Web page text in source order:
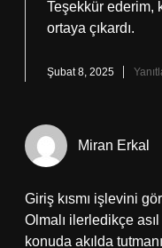
Teşekkür ederim,
ortaya çıkardı.
Şubat 8, 2025
Miran Erkal
Giriş kısmı işlevini
Olmalı ilerledikçe
konuda akılda